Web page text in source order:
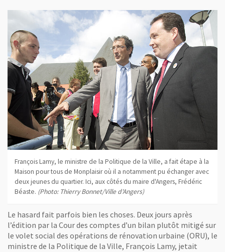
François Lamy, le ministre de la Politique de la Ville, a fait étape à la
Maison pour tous de Monplaisir où il a notamment pu échanger avec
deux jeunes du quartier. Ici, aux côtés du maire d'Angers, Frédéric
Béaste. (Photo: Thierry Bonnet/Ville d'Angers)
Le hasard fait parfois bien les choses. Deux jours après
l’édition par la Cour des comptes d’un bilan plutôt mitigé sur
le volet social des opérations de rénovation urbaine (ORU), le
ministre de la Politique de la Ville, François Lamy, jetait